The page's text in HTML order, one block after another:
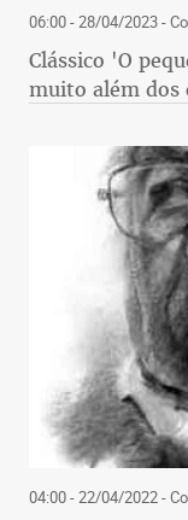
06:00 - 28/04/2023-
Clássico 'O
muito além dos
04:00 - 22/04/2022-